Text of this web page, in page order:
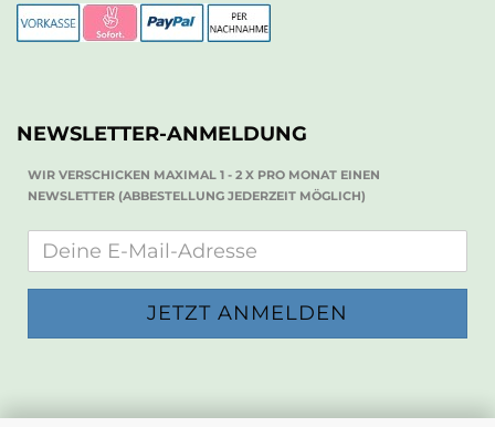
NEWSLETTER-ANMELDUNG
WIR VERSCHICKEN MAXIMAL 1 - 2 X PRO MONAT EINEN
NEWSLETTER (ABBESTELLUNG JEDERZEIT MÖGLICH)